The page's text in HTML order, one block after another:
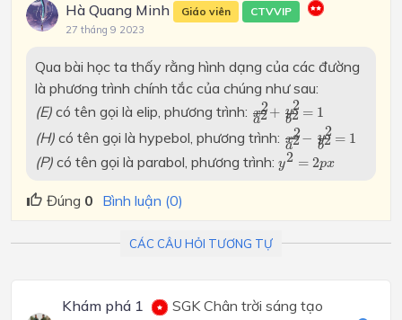
Hà Quang Minh Giáo viên CTVVIP
27 tháng 9 2023
Qua bài học ta thấy rằng hình dạng của các đường
là phương trình chính tắc của chúng như sau:
(E) có tên gọi là elip, phương trình: x2
a2+ y2
b2 = 1
x2 a 2+y2b
(H) có tên gọi là hypebol, phương trình: x2
a2− y2
b2 = 1
x2 −y
(P) có tên gọi là parabol, phương trình: y2 = 2px
y2 px
Đúng 0 Bình luận (0)
CÁC CÂU HỎI TƯƠNG TỰ
Khám phá 1
SGK Chân trời sáng tạo